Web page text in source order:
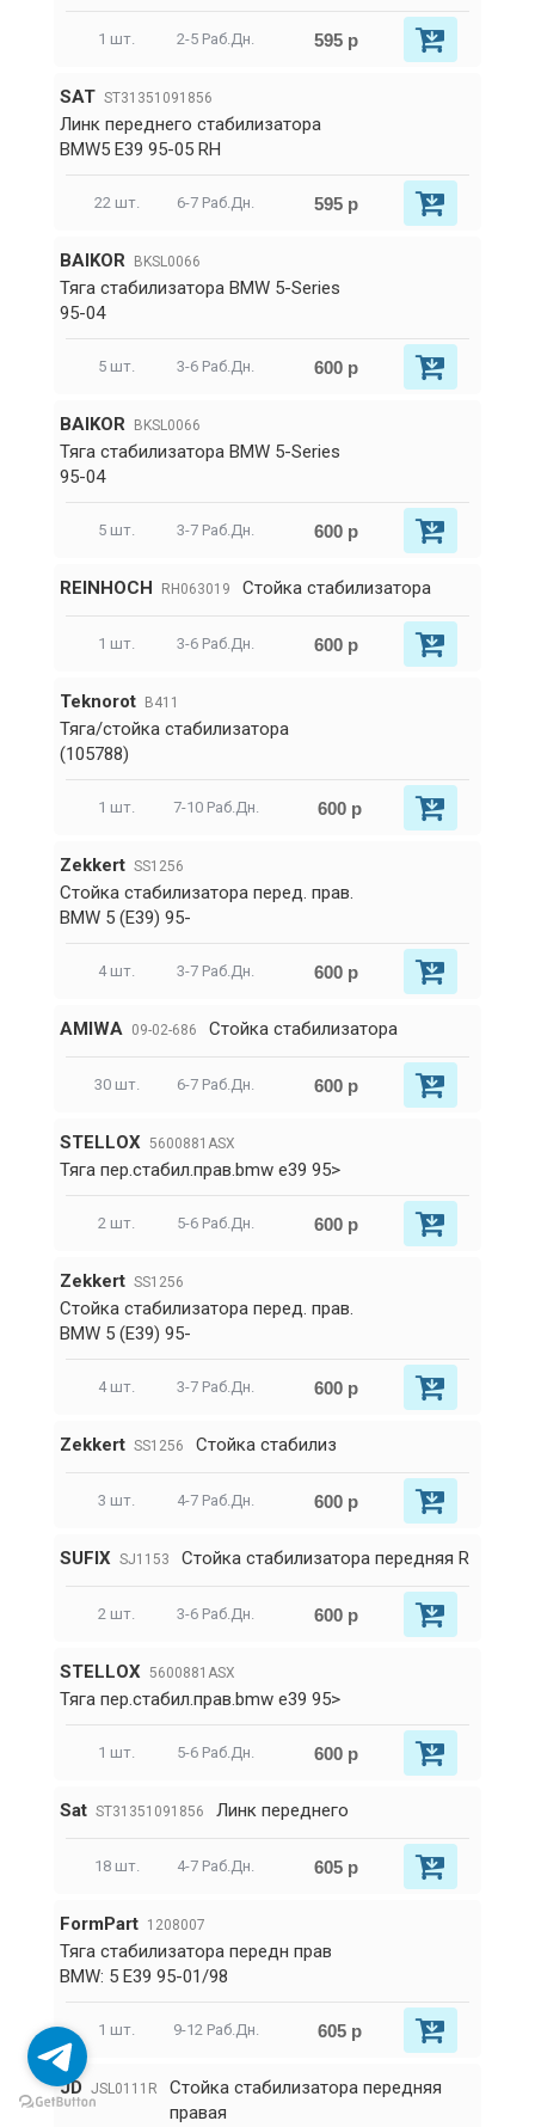
1 шт. 2-5 Раб.Дн. 595 р
SAT ST31351091856
Линк переднего стабилизатора
BMW5 E39 95-05 RH
22 шт. 6-7 Раб.Дн. 595 р
BAIKOR BKSL0066
Тяга стабилизатора BMW 5-Series
95-04
5 шт. 3-6 Раб.Дн. 600 р
BAIKOR BKSL0066
Тяга стабилизатора BMW 5-Series
95-04
5 шт. 3-7 Раб.Дн. 600 р
REINHOCH RH063019 Стойка стабилизатора
1 шт. 3-6 Раб.Дн. 600 р
Teknorot B411
Тяга/стойка стабилизатора
(105788)
1 шт. 7-10 Раб.Дн. 600 р
Zekkert SS1256
Стойка стабилизатора перед. прав.
BMW 5 (E39) 95-
4 шт. 3-7 Раб.Дн. 600 р
AMIWA 09-02-686 Стойка стабилизатора
30 шт. 6-7 Раб.Дн. 600 р
STELLOX 5600881ASX
Тяга пер.стабил.прав.bmw e39 95>
2 шт. 5-6 Раб.Дн. 600 р
Zekkert SS1256
Стойка стабилизатора перед. прав.
BMW 5 (E39) 95-
4 шт. 3-7 Раб.Дн. 600 р
Zekkert SS1256 Стойка стабилиз
3 шт. 4-7 Раб.Дн. 600 р
SUFIX SJ1153 Стойка стабилизатора передняя R
2 шт. 3-6 Раб.Дн. 600 р
STELLOX 5600881ASX
Тяга пер.стабил.прав.bmw e39 95>
1 шт. 5-6 Раб.Дн. 600 р
Sat ST31351091856 Линк переднего
18 шт. 4-7 Раб.Дн. 605 р
FormPart 1208007
Тяга стабилизатора передн прав
BMW: 5 E39 95-01/98
1 шт. 9-12 Раб.Дн. 605 р
JD JSL0111R
Стойка стабилизатора передняя
правая